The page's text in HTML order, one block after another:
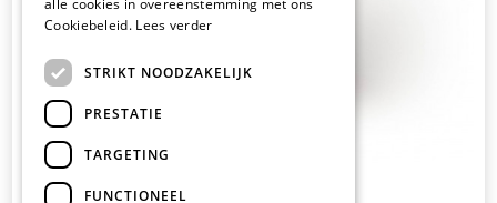
alle cookies in overeenstemming met ons
Cookiebeleid. Lees verder
STRIKT NOODZAKELIJK
PRESTATIE
TARGETING
FUNCTIONEEL